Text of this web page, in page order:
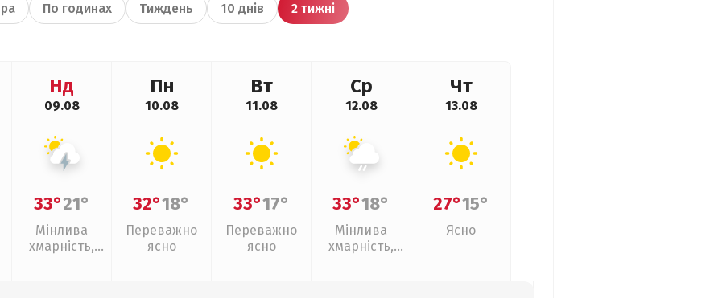
По годинах Тиждень 10 днів 2 тижні
Нд
09.08
33°21°
Мінлива
хмарність,
Пн
10.08
32°18°
Переважно
ясно
Вт
11.08
33°17°
Переважно
ясно
Ср
12.08
33°18°
Мінлива
хмарність,
Чт
13.08
27°15°
Ясно